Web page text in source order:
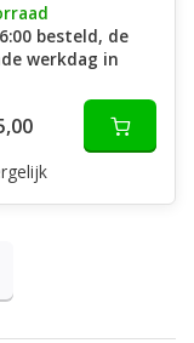
besteld, de
werkdag in